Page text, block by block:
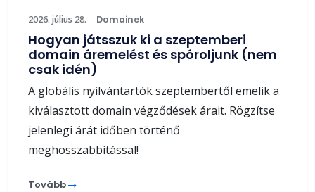
2026. július 28. Domainek
Hogyan játsszuk ki a szeptemberi
domain áremelést és spóroljunk (nem
csak idén)
A globális nyilvántartók szeptembertől emelik a
kiválasztott domain végződések árait. Rögzítse
jelenlegi árát időben történő
meghosszabbítással!
Tovább